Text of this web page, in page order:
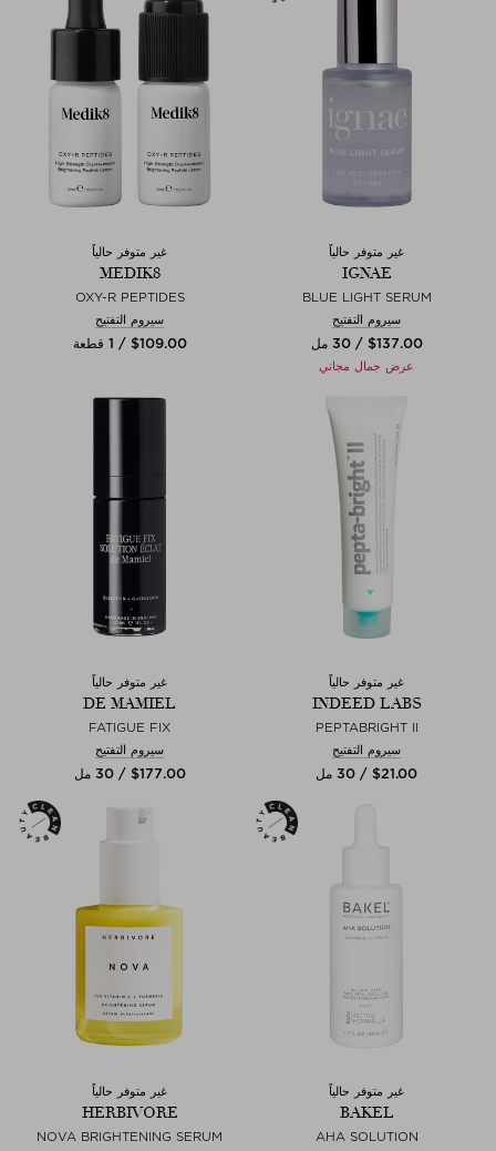
غير متوفر حالياً
IGNAE
BLUE LIGHT SERUM
سيروم التفتيح
$‌137.00 / 30 مل
عرض جمال مجاني
غير متوفر حالياً
MEDIK8
OXY-R PEPTIDES
سيروم التفتيح
$‌109.00 / 1 قطعة
غير متوفر حالياً
INDEED LABS
PEPTABRIGHT II
سيروم التفتيح
$‌21.00 / 30 مل
غير متوفر حالياً
DE MAMIEL
FATIGUE FIX
سيروم التفتيح
$‌177.00 / 30 مل
غير متوفر حالياً
BAKEL
AHA SOLUTION
غير متوفر حالياً
HERBIVORE
NOVA BRIGHTENING SERUM